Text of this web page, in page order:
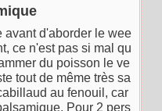
avant d'aborder le wee
ce n'est pas si mal qu
du poisson le ve
tout de même très sa
au fenouil, car
Pour 2 pers